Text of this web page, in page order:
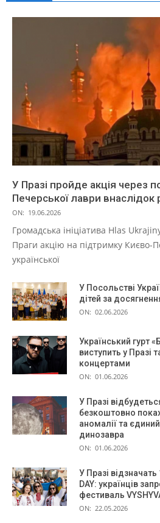
У Празі пройде акція через
Печерської лаври внаслідок
ON: 19.06.2026
Громадська ініціатива Hlas
Праги акцію на підтримку Києво-
української
У Посольстві
дітей за
ON: 02.06.2026
Український гурт
виступить у Празі
концертами
ON: 01.06.2026
У Празі
безкоштовно
аномалії та
динозавра
ON: 01.06.2026
У Празі відзначать
DAY: українців
фестиваль
ON: 22.05.2026